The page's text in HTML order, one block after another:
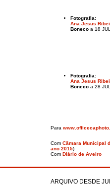
Fotografia:
Ana Jesus
Boneco a 18
Fotografia:
Ana Jesus
Boneco a 28
Para
Com Câmara Municipal
ano 2015)
Com Diário de Aveiro
ARQUIVO DESDE